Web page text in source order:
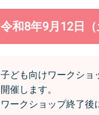
令和8年9月12日
子ども向けワークショ
開催します。
ワークショップ終了